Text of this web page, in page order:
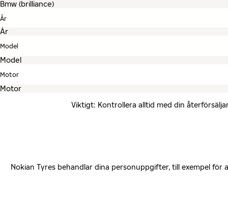
År
Model
Motor
Viktigt: Kontrollera alltid med din
Nokian Tyres behandlar dina personuppgifter, till exempel